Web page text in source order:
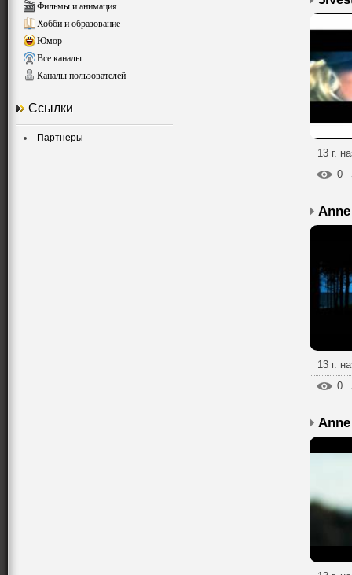
Фильмы и анимация
Хобби и образование
Юмор
Все каналы
Каналы пользователей
Ссылки
Партнеры
13 г.
0
13 г.
0